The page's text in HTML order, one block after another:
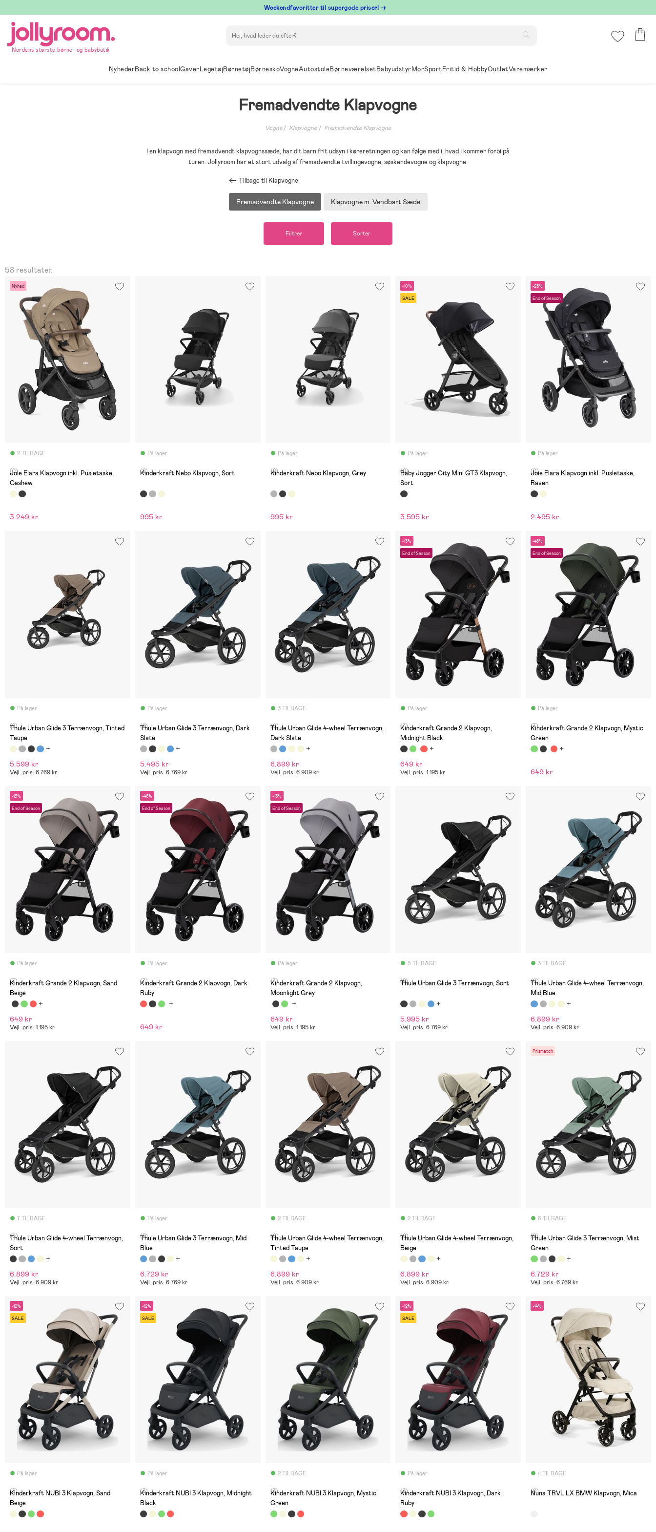
till
innehållet
⁠ Weekendfavoritter til supergode priser! →
Nordens største børne- og babybutik
NyhederBack to schoolGaverLegetøjBørnetøjBørneskoVogneAutostoleBørneværelsetBabyudstyrMorSportFritid & HobbyOutletVaremærker
Fremadvendte Klapvogne
Vogne Klapvogne Fremadvendte Klapvogne
I en klapvogn med fremadvendt klapvognssæde, har dit barn frit udsyn i køreretningen og kan følge med i, hvad I kommer forbi på
turen. Jollyroom har et stort udvalg af fremadvendte tvillingevogne, søskendevogne og klapvogne.
Tilbage til Klapvogne
Fremadvendte Klapvogne Klapvogne m. Vendbart Sæde
Filtrer Sorter
58 resultater.
Nyhed
2 TILBAGE
(0)
Joie Elara Klapvogn inkl. Pusletaske,
Cashew
3.249 kr
På lager
(2)
Kinderkraft Nebo Klapvogn, Sort
995 kr
På lager
(2)
Kinderkraft Nebo Klapvogn, Grey
995 kr
-10%
SALE
På lager
(0)
Baby Jogger City Mini GT3 Klapvogn,
Sort
3.595 kr
-23%
End of Season
På lager
(0)
Joie Elara Klapvogn inkl. Pusletaske,
Raven
2.495 kr
På lager
(2)
Thule Urban Glide 3 Terrænvogn, Tinted
Taupe
5.599 kr
Vejl. pris: 6.769 kr
På lager
(2)
Thule Urban Glide 3 Terrænvogn, Dark
Slate
5.495 kr
Vejl. pris: 6.769 kr
3 TILBAGE
(0)
Thule Urban Glide 4-wheel Terrænvogn,
Dark Slate
6.899 kr
Vejl. pris: 6.909 kr
-13%
End of Season
På lager
(7)
Kinderkraft Grande 2 Klapvogn,
Midnight Black
649 kr
Vejl. pris: 1.195 kr
-46%
End of Season
På lager
(7)
Kinderkraft Grande 2 Klapvogn, Mystic
Green
649 kr
-13%
End of Season
På lager
(7)
Kinderkraft Grande 2 Klapvogn, Sand
Beige
649 kr
Vejl. pris: 1.195 kr
-46%
End of Season
På lager
(7)
Kinderkraft Grande 2 Klapvogn, Dark
Ruby
649 kr
-13%
End of Season
På lager
(7)
Kinderkraft Grande 2 Klapvogn,
Moonlight Grey
649 kr
Vejl. pris: 1.195 kr
5 TILBAGE
(2)
Thule Urban Glide 3 Terrænvogn, Sort
5.995 kr
Vejl. pris: 6.769 kr
3 TILBAGE
(0)
Thule Urban Glide 4-wheel Terrænvogn,
Mid Blue
6.899 kr
Vejl. pris: 6.909 kr
7 TILBAGE
(0)
Thule Urban Glide 4-wheel Terrænvogn,
Sort
6.899 kr
Vejl. pris: 6.909 kr
På lager
(2)
Thule Urban Glide 3 Terrænvogn, Mid
Blue
6.729 kr
Vejl. pris: 6.769 kr
2 TILBAGE
(0)
Thule Urban Glide 4-wheel Terrænvogn,
Tinted Taupe
6.899 kr
Vejl. pris: 6.909 kr
2 TILBAGE
(0)
Thule Urban Glide 4-wheel Terrænvogn,
Beige
6.899 kr
Vejl. pris: 6.909 kr
Prismatch
6 TILBAGE
(2)
Thule Urban Glide 3 Terrænvogn, Mist
Green
6.729 kr
Vejl. pris: 6.769 kr
-12%
SALE
På lager
(3)
Kinderkraft NUBI 3 Klapvogn, Sand
Beige
-12%
SALE
På lager
(3)
Kinderkraft NUBI 3 Klapvogn, Midnight
Black
2 TILBAGE
(3)
Kinderkraft NUBI 3 Klapvogn, Mystic
Green
-12%
SALE
På lager
(3)
Kinderkraft NUBI 3 Klapvogn, Dark
Ruby
-14%
4 TILBAGE
(0)
Nuna TRVL LX BMW Klapvogn, Mica